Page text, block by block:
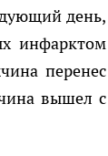
день,
инфарктом
перенес
вышел с